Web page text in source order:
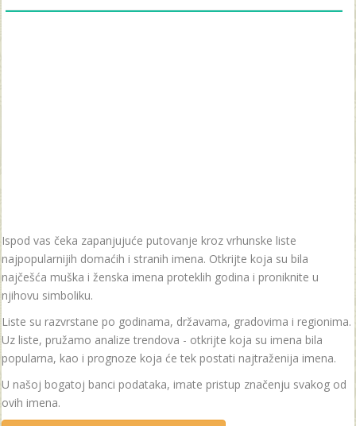
Ispod vas čeka zapanjujuće putovanje kroz vrhunske liste
najpopularnijih domaćih i stranih imena. Otkrijte koja su bila
najčešća muška i ženska imena proteklih godina i proniknite u
njihovu simboliku.
Liste su razvrstane po godinama, državama, gradovima i regionima.
Uz liste, pružamo analize trendova - otkrijte koja su imena bila
popularna, kao i prognoze koja će tek postati najtraženija imena.
U našoj bogatoj banci podataka, imate pristup značenju svakog od
ovih imena.